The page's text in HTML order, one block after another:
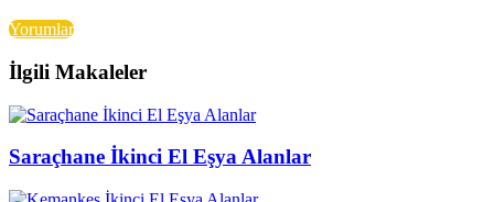
Yorumlar
İlgili Makaleler
Saraçhane İkinci El Eşya Alanlar